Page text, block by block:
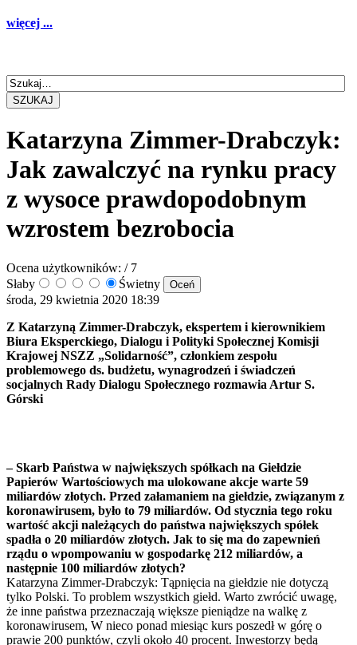
więcej ...
SZUKAJ
Katarzyna Zimmer-Drabczyk:
Jak zawalczyć na rynku pracy
z wysoce prawdopodobnym
wzrostem bezrobocia
Ocena użytkowników: / 7
Słaby
Świetny
środa, 29 kwietnia 2020 18:39
Z Katarzyną Zimmer-Drabczyk, ekspertem i kierownikiem
Biura Eksperckiego, Dialogu i Polityki Społecznej Komisji
Krajowej NSZZ „Solidarność”, członkiem zespołu
problemowego ds. budżetu, wynagrodzeń i świadczeń
socjalnych Rady Dialogu Społecznego rozmawia Artur S.
Górski
– Skarb Państwa w największych spółkach na Giełdzie
Papierów Wartościowych ma ulokowane akcje warte 59
miliardów złotych. Przed załamaniem na giełdzie, związanym z
koronawirusem, było to 79 miliardów. Od stycznia tego roku
wartość akcji należących do państwa największych spółek
spadła o 20 miliardów złotych. Jak to się ma do zapewnień
rządu o wpompowaniu w gospodarkę 212 miliardów, a
następnie 100 miliardów złotych?
Katarzyna Zimmer-Drabczyk: Tąpnięcia na giełdzie nie dotyczą
tylko Polski. To problem wszystkich giełd. Warto zwrócić uwagę,
że inne państwa przeznaczają większe pieniądze na walkę z
koronawirusem, W nieco ponad miesiąc kurs poszedł w górę o
prawie 200 punktów, czyli około 40 procent. Inwestorzy będą